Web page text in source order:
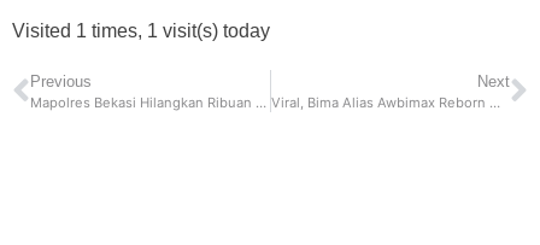
Visited 1 times, 1 visit(s) today
Previous
Mapolres Bekasi Hilangkan Ribuan Botol Miras dan Obat-Obatan Terlarang
Next
Viral, Bima Alias Awbimax Reborn Mengkritik Soal Pembangunan Lampung dan Didatangi Oleh Polisi